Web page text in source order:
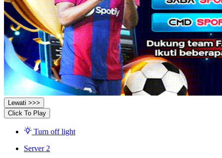
Lewati >>>
Click To Play
Turn off light
Server 2